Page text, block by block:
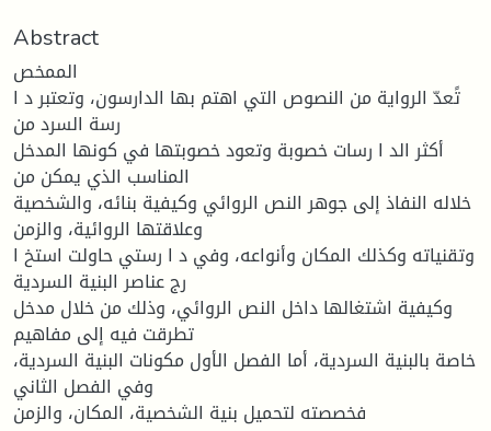
Abstract
الممخص
تًعدّ الرواية من النصوص التي اهتم بها الدارسون، وتعتبر د ا
رسة السرد من
أكثر الد ا رسات خصوبة وتعود خصوبتها في كونها المدخل
المناسب الذي يمكن من
خلاله النفاذ إلى جوهر النص الروائي وكيفية بنائه، والشخصية
وعلاقتها الروائية، والزمن
وتقنياته وكذلك المكان وأنواعه، وفي د ا رستي حاولت استخ ا
رج عناصر البنية السردية
وكيفية اشتغالها داخل النص الروائي، وذلك من خلال مدخل
تطرقت فيه إلى مفاهيم
خاصة بالبنية السردية، أما الفصل الأول مكونات البنية السردية،
وفي الفصل الثاني
فخصصته لتحميل بنية الشخصية، المكان، والزمن